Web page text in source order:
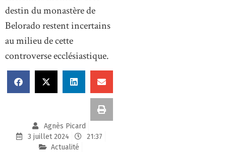
destin du monastère de
Belorado restent incertains
au milieu de cette
controverse ecclésiastique.
Agnès Picard
3 juillet 2024
21:37
Actualité